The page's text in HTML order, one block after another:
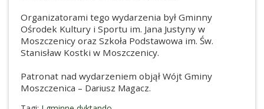
Organizatorami tego wydarzenia był Gminny
Ośrodek Kultury i Sportu im. Jana Justyny w
Moszczenicy oraz Szkoła Podstawowa im. Św.
Stanisław Kostki w Moszczenicy.
Patronat nad wydarzeniem objął Wójt Gminy
Moszczenica – Dariusz Magacz.